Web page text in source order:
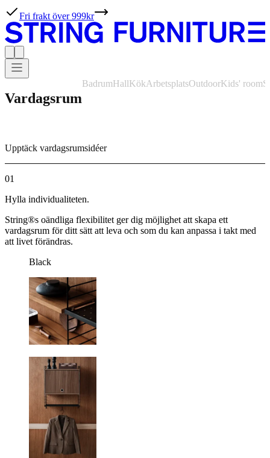
Fri frakt över 999kr
Vardagsrum
BadrumHallKökArbetsplatsOutdoorKids' room
Upptäck vardagsrumsidéer
01
Hylla individualiteten.
String®s oändliga flexibilitet ger dig möjlighet att skapa ett
vardagsrum för ditt sätt att leva och som du kan anpassa i takt med
att livet förändras.
Black